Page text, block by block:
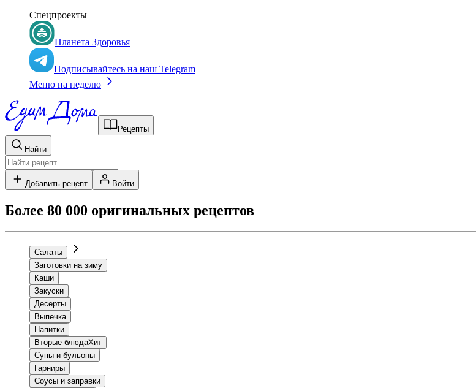
Спецпроекты
Планета Здоровья
Подписывайтесь на наш Telegram
Меню на неделю
Рецепты
Найти
Добавить рецепт Войти
Более 80 000 оригинальных рецептов
Салаты
Заготовки на зиму
Каши
Закуски
Десерты
Выпечка
Напитки
Вторые блюдаХит
Супы и бульоны
Гарниры
Соусы и заправки